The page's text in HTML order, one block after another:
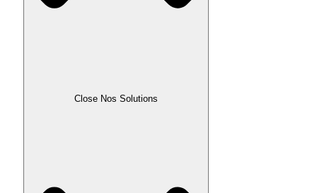
Close Nos Solutions